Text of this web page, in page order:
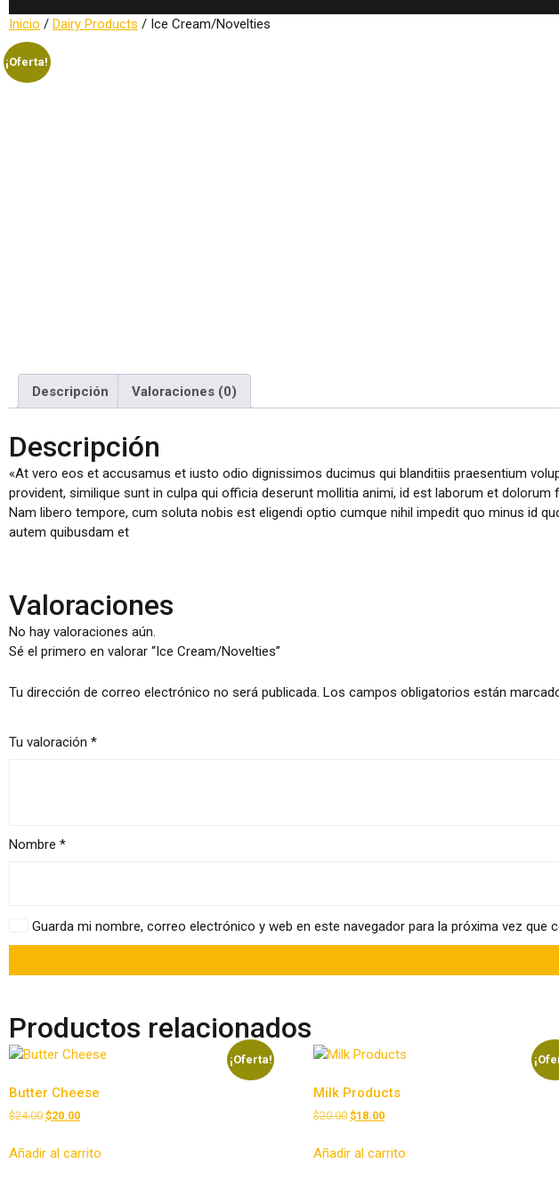
Inicio / Dairy Products / Ice Cream/Novelties
¡Oferta!
Descripción Valoraciones (0)
Descripción
«At vero eos et accusamus et iusto odio dignissimos ducimus qui blanditiis praesentium
provident, similique sunt in culpa qui officia deserunt mollitia animi, id est laborum et
Nam libero tempore, cum soluta nobis est eligendi optio cumque nihil impedit quo minus id
autem quibusdam et
Valoraciones
No hay valoraciones aún.
Sé el primero en valorar “Ice Cream/Novelties”
Tu dirección de correo electrónico no será publicada. Los campos obligatorios están
Tu valoración *
Nombre *
Guarda mi nombre, correo electrónico y web en este navegador para la próxima vez que
Productos relacionados
¡Oferta!
Butter Cheese
$24.00 El
original
$20.00El
actual
Añadir al carrito
Milk Products
$20.00 El
original
$18.00El
actual
Añadir al carrito